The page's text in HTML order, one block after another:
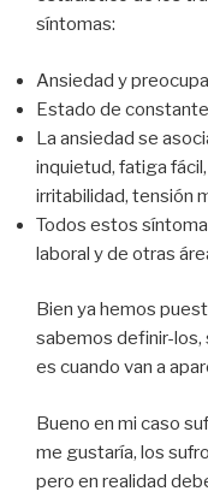
síntomas:
Ansiedad y
Estado de
La ansiedad se
inquietud, fatiga
irritabilidad, tensión
Todos estos
laboral y de otras
Bien ya hemos
sabemos definir-los,
es cuando van a
Bueno en mi caso
me gustaría, los
pero en realidad